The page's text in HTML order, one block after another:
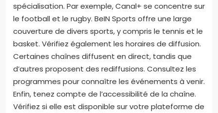
spécialisation. Par exemple, Canal+ se concentre sur
le football et le rugby. BeIN Sports offre une large
couverture de divers sports, y compris le tennis et le
basket. Vérifiez également les horaires de diffusion.
Certaines chaînes diffusent en direct, tandis que
d’autres proposent des rediffusions. Consultez les
programmes pour connaître les événements à venir.
Enfin, tenez compte de l’accessibilité de la chaîne.
Vérifiez si elle est disponible sur votre plateforme de